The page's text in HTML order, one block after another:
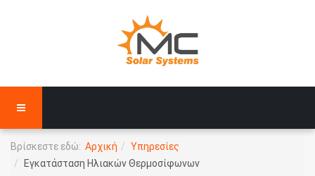
Βρίσκεστε εδώ: Αρχική
Υπηρεσίες
Εγκατάσταση Ηλιακών Θερμοσίφωνων